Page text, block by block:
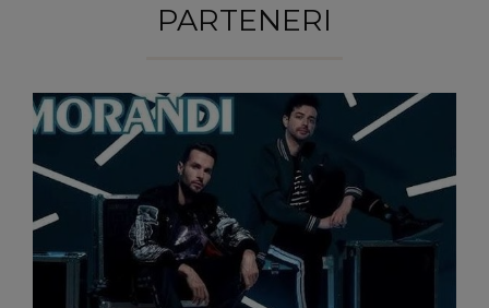
PARTENERI